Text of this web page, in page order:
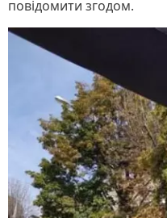
повідомити згодом.